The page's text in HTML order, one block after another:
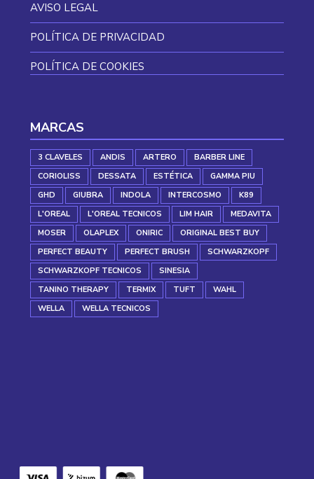
AVISO LEGAL
POLÍTICA DE PRIVACIDAD
POLÍTICA DE COOKIES
MARCAS
3 CLAVELES ANDIS ARTERO
BARBER LINE
CORIOLISS
DESSATA ESTÉTICA
GAMMA PIU
GHD
GIUBRA INDOLA INTERCOSMO
K89
L'OREAL
L'OREAL TECNICOS LIM HAIR
MEDAVITA
MOSER
OLAPLEX ONIRIC
ORIGINAL BEST BUY
PERFECT BEAUTY
PERFECT BRUSH
SCHWARZKOPF
SCHWARZKOPF TECNICOS
SINESIA
TANINO THERAPY
TERMIX TUFT
WAHL
WELLA
WELLA TECNICOS